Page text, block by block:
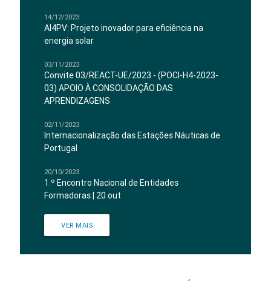
14/12/2023
AI4PV: Projeto inovador para eficiência na
energia solar
03/11/2023
Convite 03/REACT-UE/2023 - (POCI-H4-2023-
03) APOIO À CONSOLIDAÇÃO DAS
APRENDIZAGENS
02/11/2023
Internacionalização das Estações Náuticas de
Portugal
20/10/2023
1.º Encontro Nacional de Entidades
Formadoras | 20 out
VER MAIS